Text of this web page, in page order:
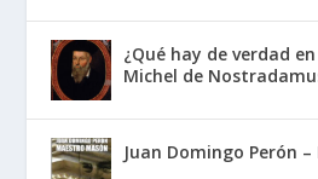
¿Qué hay de verdad
Michel de
Juan Domingo Perón –